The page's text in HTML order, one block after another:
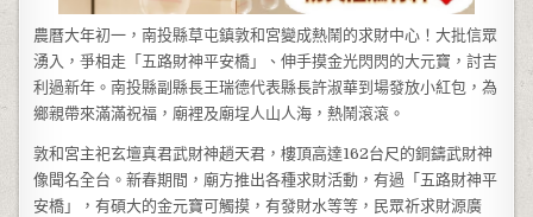
農曆大年初一，南投縣草屯鎮敦和宮變成熱鬧的求財中心！大批信眾
湧入，爭相走「五路財神平安橋」、伸手摸金光閃閃的大元寶，討吉
利過新年。南投縣副縣長王瑞德代表縣長許淑華到場發放小紅包，為
鄉親帶來滿滿祝福，廟裡及廟埕人山人海，熱鬧滾滾。
敦和宮主祀玄壇真君武財神趙天君，樓頂高達162台尺的銅鑄武財神
像聞名全台。新春期間，廟方推出各種求財活動，有過「五路財神平
安橋」，有碩大的金元寶可觸摸，有發財水等等，民眾祈求財源廣